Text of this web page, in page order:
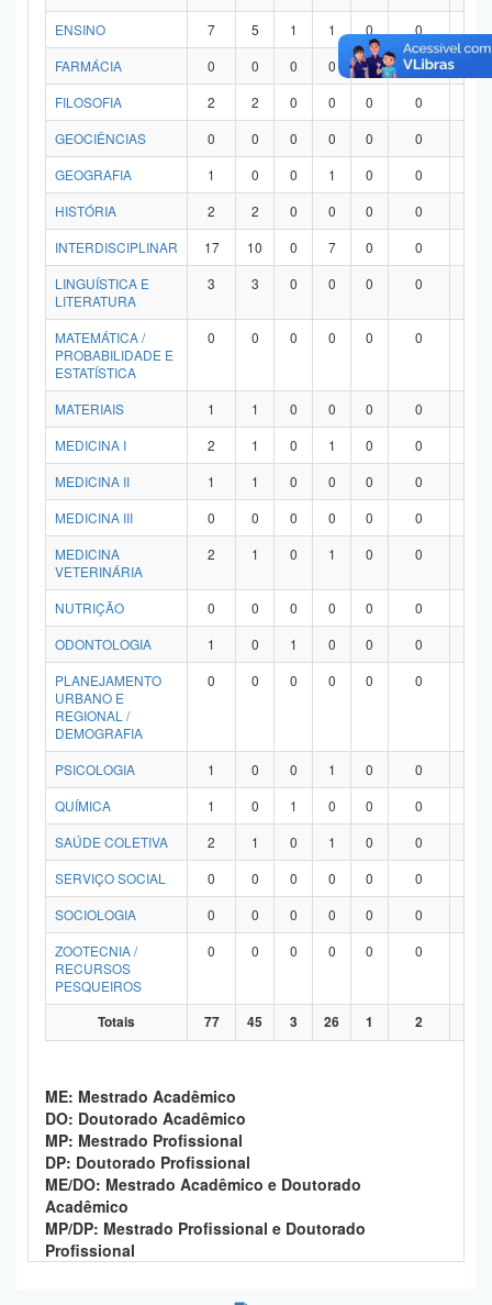
ENSINO
7 5 1 1 0 0
FARMÁCIA
0 0 0 0 0 0
FILOSOFIA
2 2 0 0 0 0
GEOCIÊNCIAS
0 0 0 0 0 0
GEOGRAFIA
1 0 0 1 0 0
HISTÓRIA
2 2 0 0 0 0
INTERDISCIPLINAR
17 10 0 7 0 0
LINGUÍSTICA E
LITERATURA
3 3 0 0 0 0
MATEMÁTICA /
PROBABILIDADE E
ESTATÍSTICA
0 0 0 0 0 0
MATERIAIS 1 1 0 0 0 0
MEDICINA I
2 1 0 1 0 0
MEDICINA II
1 1 0 0 0 0
MEDICINA III
0 0 0 0 0 0
MEDICINA
VETERINÁRIA
2 1 0 1 0 0
NUTRIÇÃO 0 0 0 0 0 0
ODONTOLOGIA
1 0 1 0 0 0
PLANEJAMENTO
URBANO E
REGIONAL /
DEMOGRAFIA
0 0 0 0 0 0
PSICOLOGIA 1 0 0 1 0 0
QUÍMICA
1 0 1 0 0 0
SAÚDE COLETIVA
2 1 0 1 0 0
SERVIÇO SOCIAL
0 0 0 0 0 0
SOCIOLOGIA
0 0 0 0 0 0
ZOOTECNIA /
RECURSOS
PESQUEIROS
0 0 0 0 0 0
Totais 77 45 3 26 1 2
ME: Mestrado Acadêmico
DO: Doutorado Acadêmico
MP: Mestrado Profissional
DP: Doutorado Profissional
ME/DO: Mestrado Acadêmico e Doutorado
Acadêmico
MP/DP: Mestrado Profissional e Doutorado
Profissional